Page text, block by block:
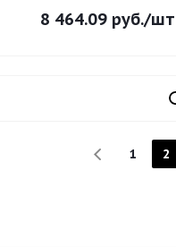
8 464.09 руб./шт
1 2